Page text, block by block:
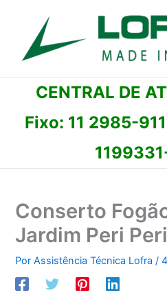
conteúdo
CENTRAL DE
Fixo: 11 2985-
Conserto
Jardim Peri Peri
PorAssistência Técnica Lofra/